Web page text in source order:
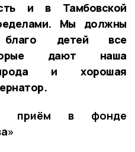
и в Тамбовской
Мы должны
благо детей все
дают наша
и хорошая
приём в фонде